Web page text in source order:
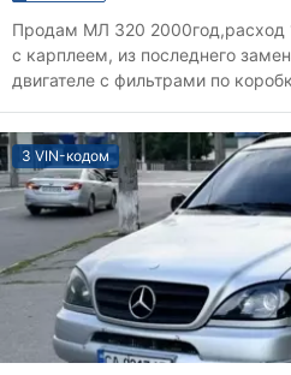
Продам МЛ 320 2000год,расход
с карплеем, из последнего
двигателе с фильтрами по
З VIN-кодом